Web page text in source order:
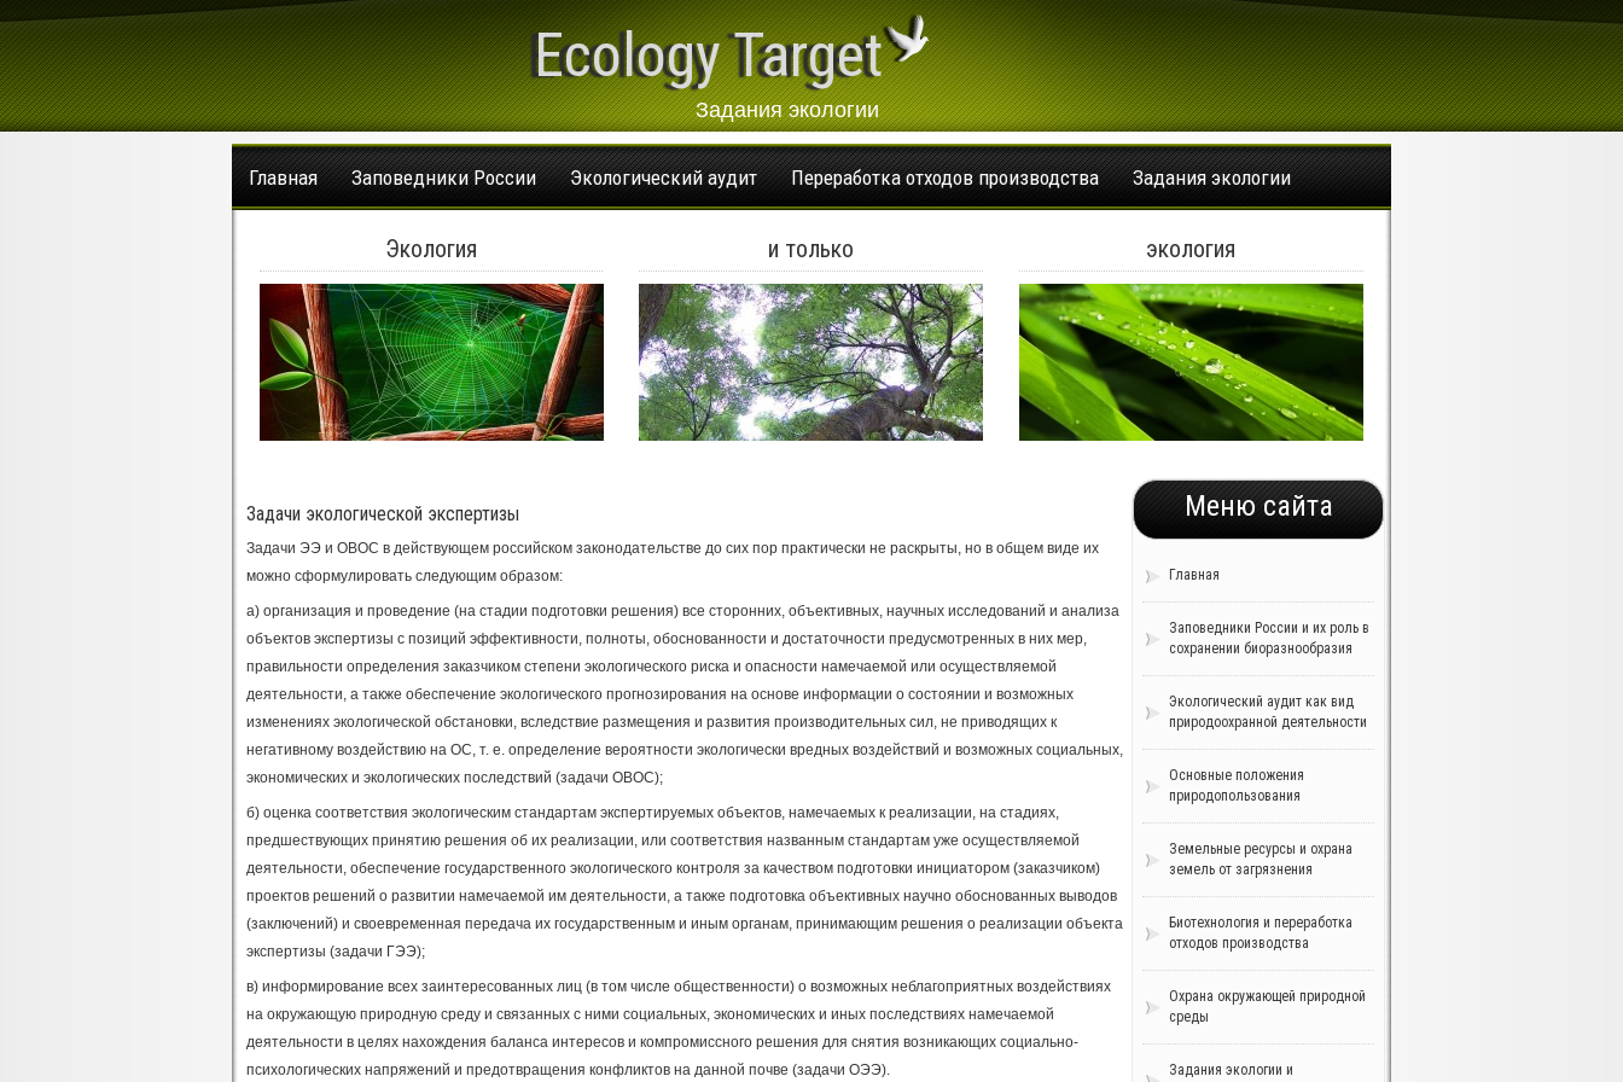
Ecology Target
Задания экологии
Главная Заповедники России Экологический аудит Переработка отходов производства Задания экологии
Экология и только экология
Меню сайта
Главная
Заповедники России и их роль в
сохранении биоразнообразия
Экологический аудит как вид
природоохранной деятельности
Основные положения
природопользования
Земельные ресурсы и охрана
земель от загрязнения
Биотехнология и переработка
отходов производства
Охрана окружающей природной
среды
Задания экологии и
Задачи экологической экспертизы
Задачи ЭЭ и ОВОС в действующем российском законодательстве до сих пор практически не раскрыты, но в общем виде их
можно сформулировать следующим образом:
а) организация и проведение (на стадии подготовки решения) все сторонних, объективных, научных исследований и анализа
объектов экспертизы с позиций эффективности, полноты, обоснованности и достаточности предусмотренных в них мер,
правильности определения заказчиком степени экологического риска и опасности намечаемой или осуществляемой
деятельности, а также обеспечение экологического прогнозирования на основе информации о состоянии и возможных
изменениях экологической обстановки, вследствие размещения и развития производительных сил, не приводящих к
негативному воздействию на ОС, т. е. определение вероятности экологически вредных воздействий и возможных социальных,
экономических и экологических последствий (задачи ОВОС);
б) оценка соответствия экологическим стандартам экспертируемых объектов, намечаемых к реализации, на стадиях,
предшествующих принятию решения об их реализации, или соответствия названным стандартам уже осуществляемой
деятельности, обеспечение государственного экологического контроля за качеством подготовки инициатором (заказчиком)
проектов решений о развитии намечаемой им деятельности, а также подготовка объективных научно обоснованных выводов
(заключений) и своевременная передача их государственным и иным органам, принимающим решения о реализации объекта
экспертизы (задачи ГЭЭ);
в) информирование всех заинтересованных лиц (в том числе общественности) о возможных неблагоприятных воздействиях
на окружающую природную среду и связанных с ними социальных, экономических и иных последствиях намечаемой
деятельности в целях нахождения баланса интересов и компромиссного решения для снятия возникающих социально-
психологических напряжений и предотвращения конфликтов на данной почве (задачи ОЭЭ).